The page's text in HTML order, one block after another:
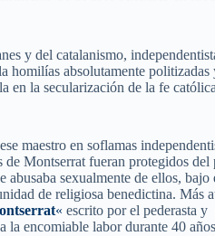
y del catalanismo,
homilías absolutamente politizadas
en la secularización de la fe
maestro en soflamas
de Montserrat fueran protegidos del
abusaba sexualmente de ellos, bajo
de religiosa benedictina. Más
« escrito por el pederasta
la encomiable labor durante 40